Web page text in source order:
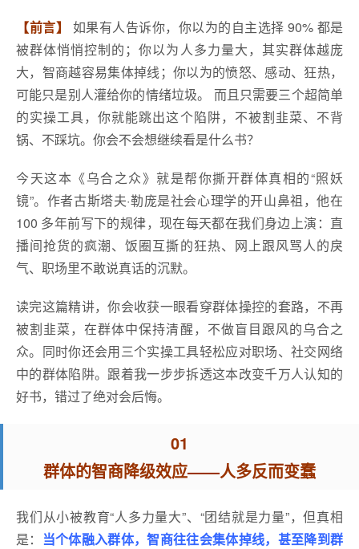
【前言】
如果有人告诉你，你以为的自主选择 90% 都是
被群体悄悄控制的；你以为人多力量大，其实群体越庞
大，智商越容易集体掉线；你以为的愤怒、感动、狂热，
可能只是别人灌给你的情绪垃圾。 而且只需要三个超简单
的实操工具，你就能跳出这个陷阱，不被割韭菜、不背
锅、不踩坑。你会不会想继续看是什么书？
今天这本《乌合之众》就是帮你撕开群体真相的“照妖
镜”。作者古斯塔夫·勒庞是社会心理学的开山鼻祖，他在
100 多年前写下的规律，现在每天都在我们身边上演：直
播间抢货的疯潮、饭圈互撕的狂热、网上跟风骂人的戾
气、职场里不敢说真话的沉默。
读完这篇精讲，你会收获一眼看穿群体操控的套路，不再
被割韭菜，在群体中保持清醒，不做盲目跟风的乌合之
众。同时你还会用三个实操工具轻松应对职场、社交网络
中的群体陷阱。跟着我一步步拆透这本改变千万人认知的
好书，错过了绝对会后悔。
01
群体的智商降级效应——人多反而变蠢
我们从小被教育“人多力量大”、“团结就是力量”，但真相
是： 当个体融入群体，智商往往会集体掉线，甚至降到群